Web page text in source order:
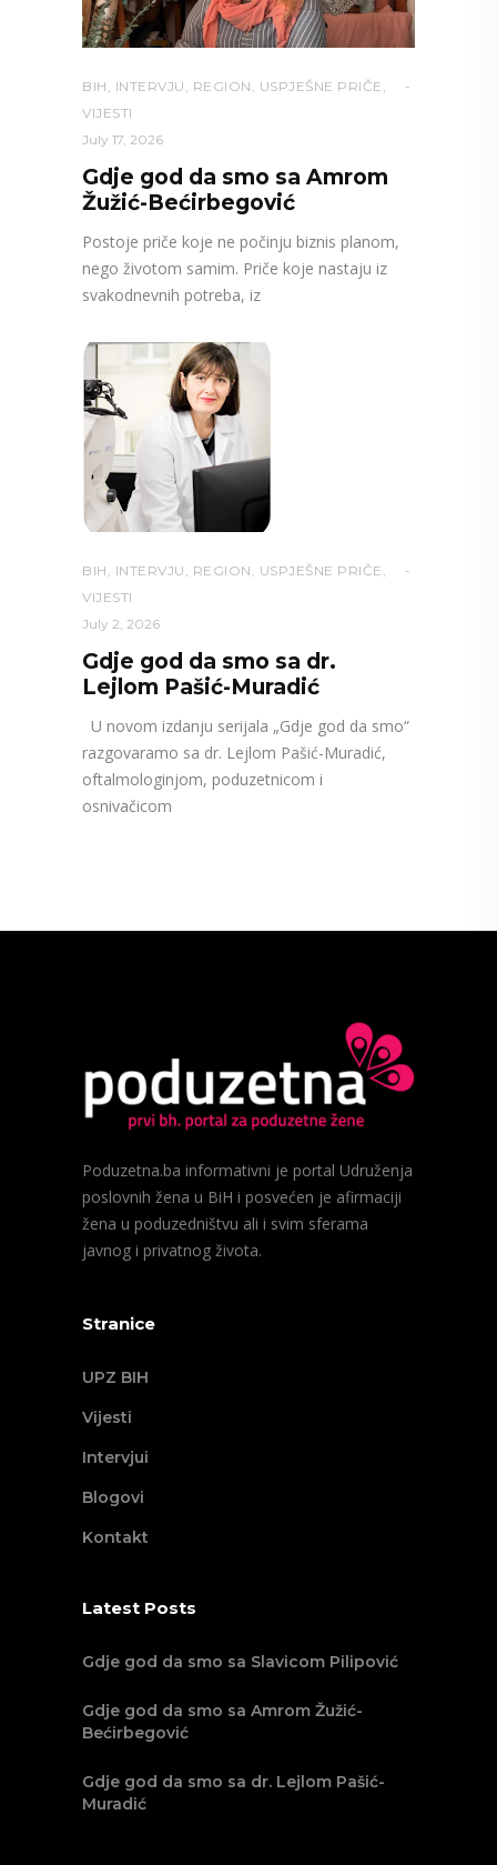
BIH , INTERVJU , REGION , USPJEŠNE PRIČE ,
VIJESTI
July 17, 2026
Gdje god da smo sa Amrom
Žužić-Bećirbegović
Postoje priče koje ne počinju biznis planom,
nego životom samim. Priče koje nastaju iz
svakodnevnih potreba, iz
BIH , INTERVJU , REGION , USPJEŠNE PRIČE ,
VIJESTI
July 2, 2026
Gdje god da smo sa dr.
Lejlom Pašić-Muradić
U novom izdanju serijala „Gdje god da smo“
razgovaramo sa dr. Lejlom Pašić-Muradić,
oftalmologinjom, poduzetnicom i
osnivačicom
Poduzetna.ba informativni je portal Udruženja
poslovnih žena u BiH i posvećen je afirmaciji
žena u poduzedništvu ali i svim sferama
javnog i privatnog života.
Stranice
UPZ BIH
Vijesti
Intervjui
Blogovi
Kontakt
Latest Posts
Gdje god da smo sa Slavicom Pilipović
Gdje god da smo sa Amrom Žužić-
Bećirbegović
Gdje god da smo sa dr. Lejlom Pašić-
Muradić